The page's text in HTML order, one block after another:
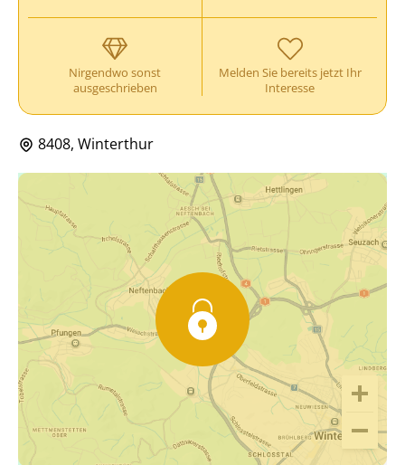
Nirgendwo sonst
ausgeschrieben
Melden Sie bereits jetzt Ihr
Interesse
8408, Winterthur